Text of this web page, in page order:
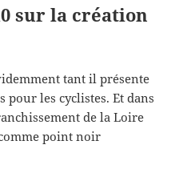
sur la création
tant il présente
les cyclistes. Et dans
de la Loire
point noir